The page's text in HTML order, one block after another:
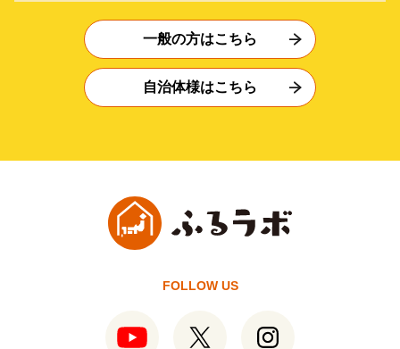
一般の方はこちら
自治体様はこちら
FOLLOW US